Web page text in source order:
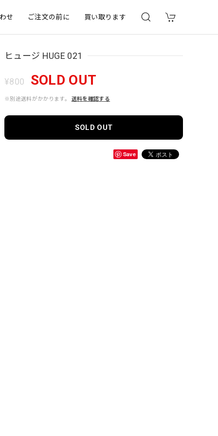
せ ご注文の前に 買い取ります
ヒュージ HUGE 021
¥800 SOLD OUT
※別途送料がかかります。 送料を確認する
SOLD OUT
Save